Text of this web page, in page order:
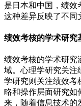
是日本和中国，绩效
这种差异反映了不同
绩效考核的学术研究
绩效考核的学术研究
域。心理学研究关注
学研究则关注绩效考
略和操作层面研究如
来，随着信息技术的